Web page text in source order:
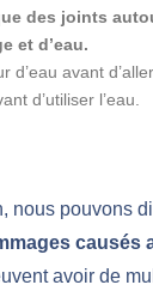
des joints
et d’eau.
d’eau avant
d’utiliser l’eau.
nous pouvons
causés
avoir de